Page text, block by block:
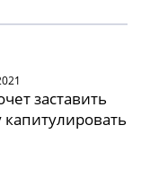
заставить